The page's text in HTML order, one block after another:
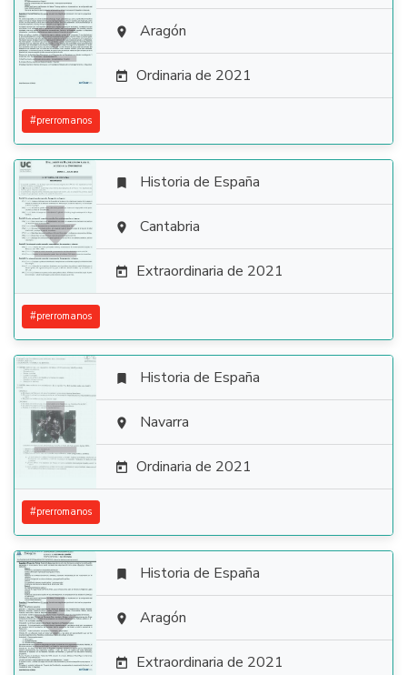
  Aragón
 Ordinaria de 2021
#prerromanos

 Historia de España
 Cantabria
 Extraordinaria de 2021
#prerromanos

 Historia de España
 Navarra
 Ordinaria de 2021
#prerromanos

 Historia de España
 Aragón
 Extraordinaria de 2021